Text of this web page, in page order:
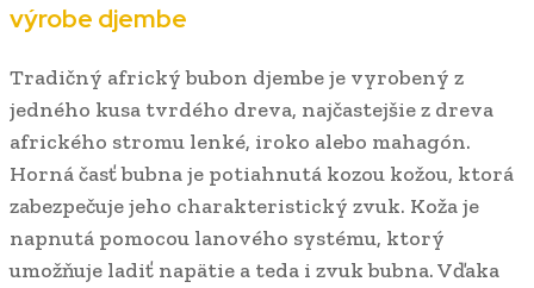
výrobe djembe
Tradičný africký bubon djembe je vyrobený z
jedného kusa tvrdého dreva, najčastejšie z dreva
afrického stromu lenké, iroko alebo mahagón.
Horná časť bubna je potiahnutá kozou kožou, ktorá
zabezpečuje jeho charakteristický zvuk. Koža je
napnutá pomocou lanového systému, ktorý
umožňuje ladiť napätie a teda i zvuk bubna. Vďaka